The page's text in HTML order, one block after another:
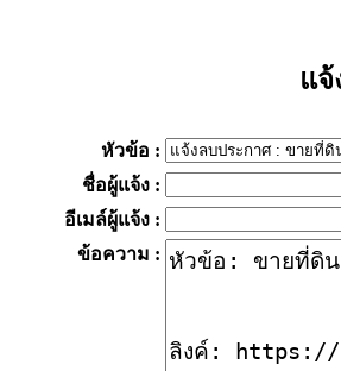
แจ้
หัวข้อ :
ชื่อผู้แจ้ง :
อีเมล์ผู้แจ้ง :
ข้อความ :